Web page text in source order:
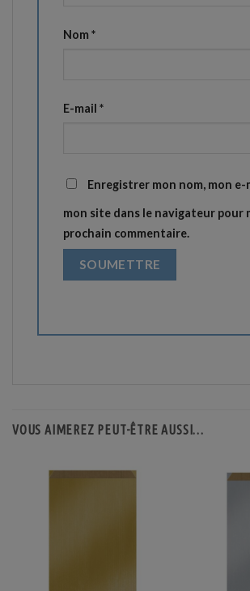
Nom *
E-mail *
Enregistrer mon nom, mon e-
mon site dans le navigateur pour
prochain commentaire.
VOUS AIMEREZ PEUT-ÊTRE AUSSI…